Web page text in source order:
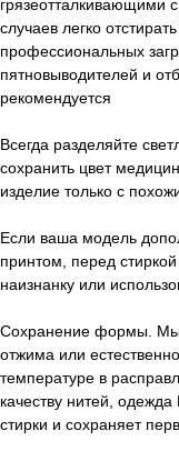
грязеотталкивающими
случаев легко
профессиональных
пятновыводителей и
рекомендуется
Всегда разделяйте
сохранить цвет
изделие только с
Если ваша модель
принтом, перед
наизнанку или
Сохранение формы.
отжима или
температуре в
качеству нитей,
стирки и сохраняет